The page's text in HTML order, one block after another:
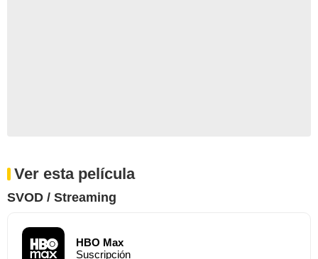
Ver esta película
SVOD / Streaming
HBO Max
Suscripción